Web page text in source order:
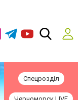
Спецрозділ